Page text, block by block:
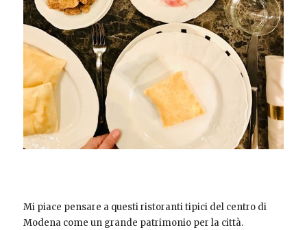
Mi piace pensare a questi ristoranti tipici del centro di
Modena come un grande patrimonio per la città.